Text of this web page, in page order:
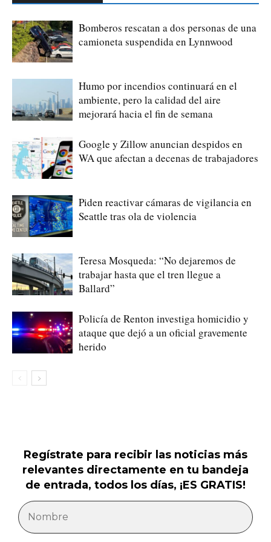
Bomberos rescatan a dos personas de una
camioneta suspendida en Lynnwood
Humo por incendios continuará en el
ambiente, pero la calidad del aire
mejorará hacia el fin de semana
Google y Zillow anuncian despidos en
WA que afectan a decenas de trabajadores
Piden reactivar cámaras de vigilancia en
Seattle tras ola de violencia
Teresa Mosqueda: “No dejaremos de
trabajar hasta que el tren llegue a
Ballard”
Policía de Renton investiga homicidio y
ataque que dejó a un oficial gravemente
herido
Regístrate para recibir las noticias más
relevantes directamente en tu bandeja
de entrada, todos los días, ¡ES GRATIS!